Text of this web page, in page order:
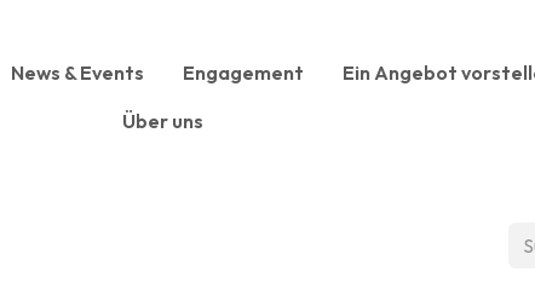
News & Events Engagement
Ein Angebot
Über uns